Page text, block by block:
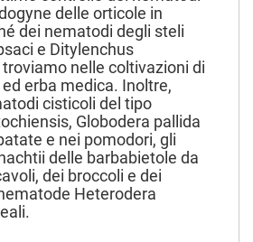
delle orticole in
dei nematodi degli steli
e Ditylenchus
nelle coltivazioni di
erba medica. Inoltre,
cisticoli del tipo
Globodera pallida
e nei pomodori, gli
delle barbabietole da
dei broccoli e dei
Heterodera